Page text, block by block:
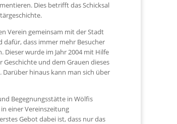
Dies betrifft das Schicksal
Verein gemeinsam mit der Stadt
dafür, dass immer mehr Besucher
wurde im Jahr 2004 mit Hilfe
und dem Grauen dieses
Darüber hinaus kann man sich über
Begegnungsstätte in Wölfis
einer Vereinszeitung
Gebot dabei ist, dass nur das